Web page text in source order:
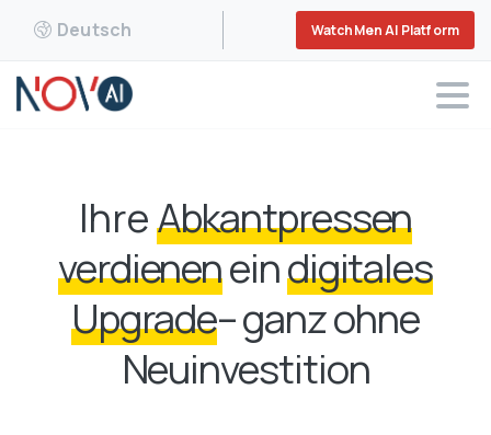
Deutsch WatchMen AI Platform
IhreAbkantpressen
verdieneneindigitales
Upgrade– ganz ohne
Neuinvestition